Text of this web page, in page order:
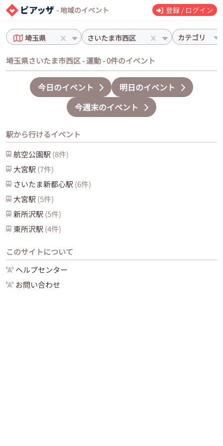
- 地域のイベント 登録 / ログイン
埼玉県 さいたま市西区 カテゴリ
埼玉県さいたま市西区 - 運動 - 0件のイベント
今日のイベント
明日のイベント
今週末のイベント
駅から行けるイベント
航空公園駅 (8件)
大宮駅 (7件)
さいたま新都心駅 (6件)
大宮駅 (5件)
新所沢駅 (5件)
東所沢駅 (4件)
このサイトについて
ヘルプセンター
お問い合わせ